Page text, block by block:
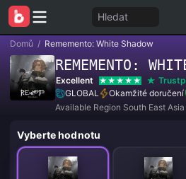
Hledat
Domů / Rememento: White Shadow
REMEMENTO:
Excellent
GLOBAL
Okamžité doručení
Available Region South East Asia
Vyberte hodnotu